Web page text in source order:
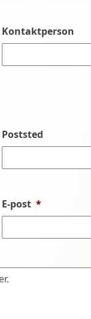
Kontaktperson
Poststed
E-post *